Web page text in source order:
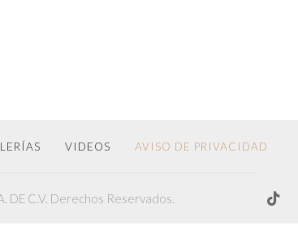
VIDEOS AVISO DE PRIVACIDAD
DE C.V. Derechos Reservados.